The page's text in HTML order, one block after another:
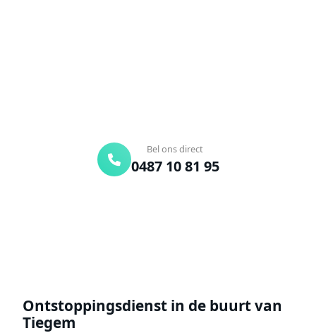
Bel ons direct
0487 10 81 95
Ontstoppingsdienst in de buurt van
Tiegem